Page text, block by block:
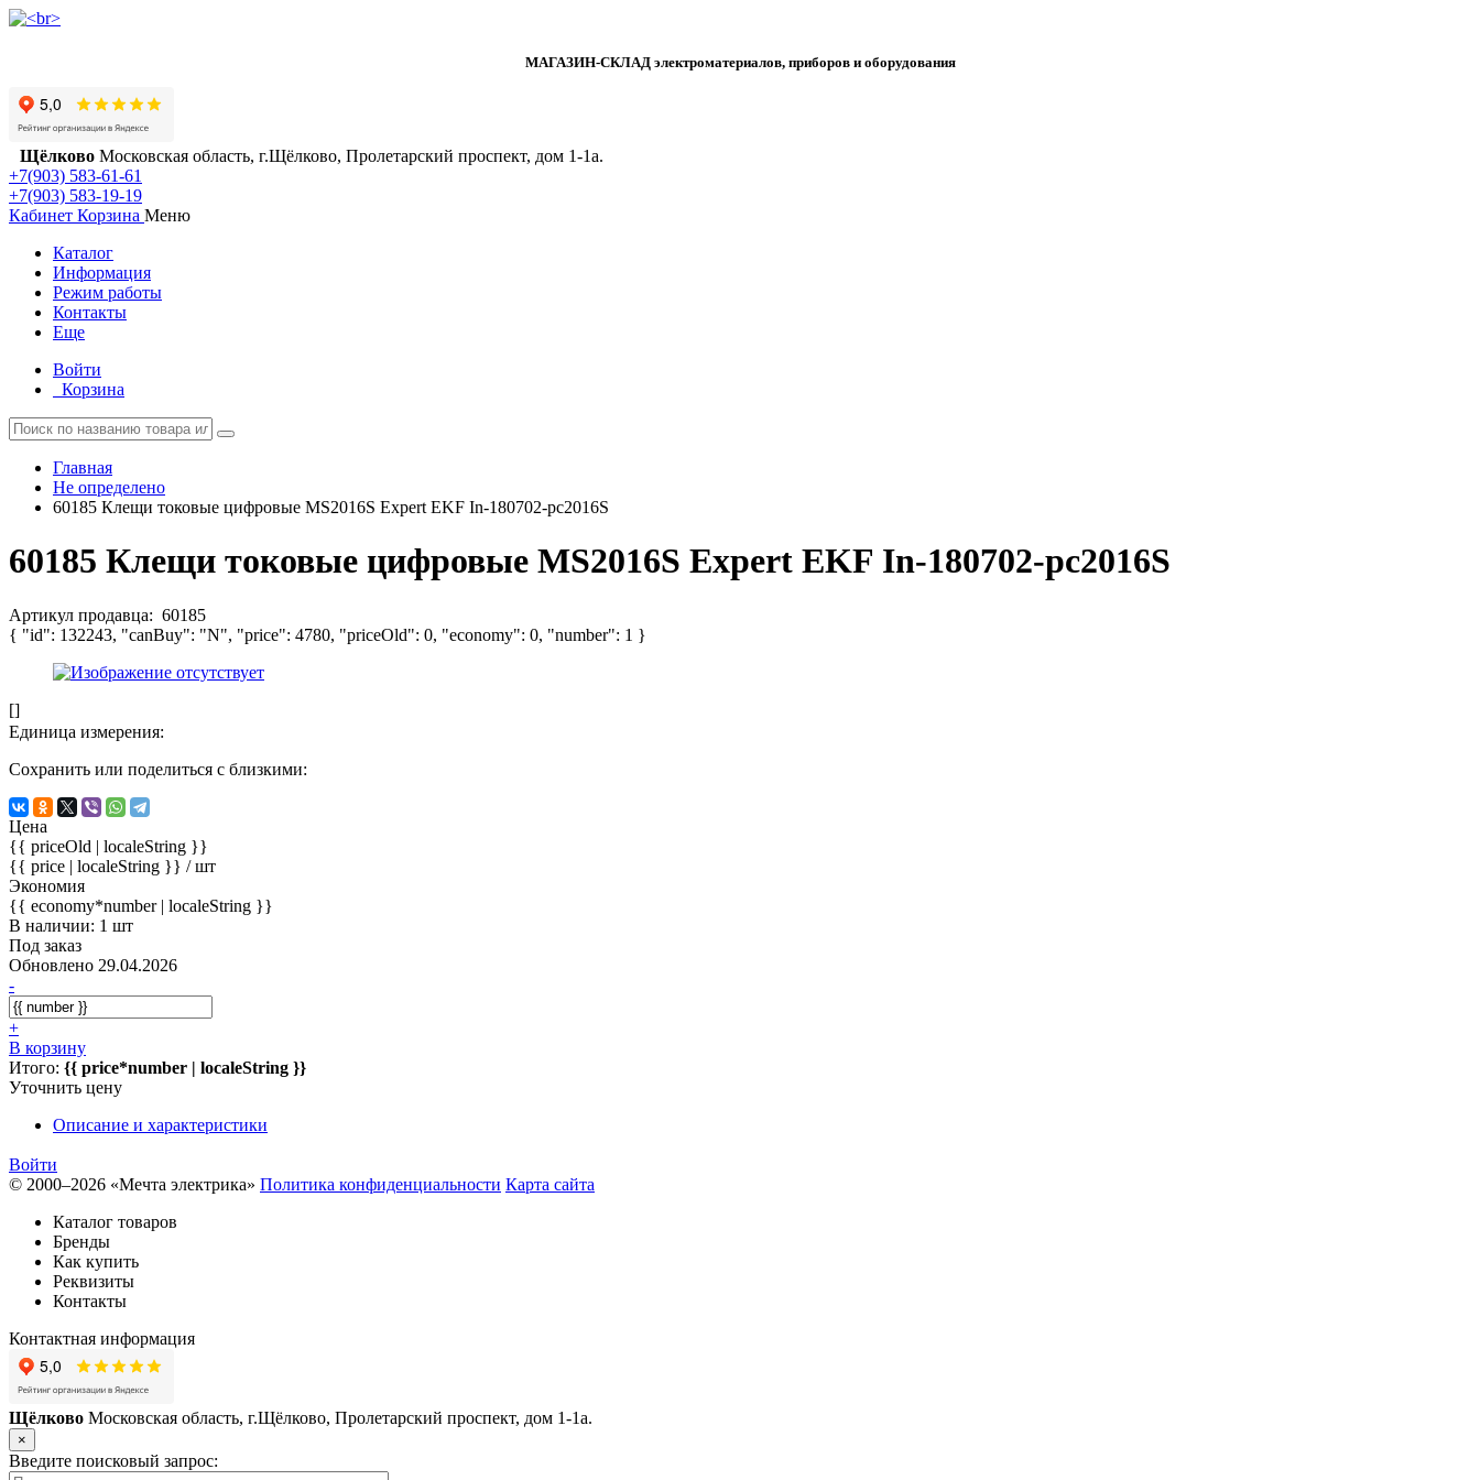
МАГАЗИН-СКЛАД электроматериалов, приборов и оборудования
Щёлково Московская область, г.Щёлково, Пролетарский проспект, дом 1‑1а.
+7(903) 583-61-61
+7(903) 583-19-19
Кабинет Корзина Меню
Каталог
Информация
Режим работы
Контакты
Еще
Войти
Корзина
Главная
Не определено
60185 Клещи токовые цифровые MS2016S Expert EKF In-180702-pc2016S
60185 Клещи токовые цифровые MS2016S Expert EKF In-180702-pc2016S
Артикул продавца: 60185
{ "id": 132243, "canBuy": "N", "price": 4780, "priceOld": 0, "economy": 0, "number": 1 }
[]
Единица измерения:
Сохранить или поделиться с близкими:
Цена
{{ priceOld | localeString }}
{{ price | localeString }} / шт
Экономия
{{ economy*number | localeString }}
В наличии: 1 шт
Под заказ
Обновлено 29.04.2026
-
+
В корзину
Итого: {{ price*number | localeString }}
Уточнить цену
Описание и характеристики
Войти
© 2000–2026 «Мечта электрика» Политика конфиденциальности Карта сайта
Каталог товаров
Бренды
Как купить
Реквизиты
Контакты
Контактная информация
Щёлково Московская область, г.Щёлково, Пролетарский проспект, дом 1‑1а.
×
Введите поисковый запрос: